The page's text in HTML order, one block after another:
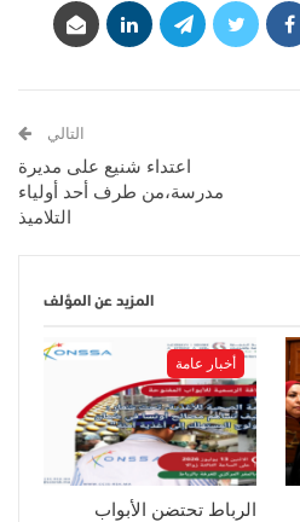
التالي
اعتداء شنيع على مديرة
مدرسة،من طرف أحد أولياء
التلاميذ
المزيد عن المؤلف
أخبار عامة
الرباط تحتضن الأبواب